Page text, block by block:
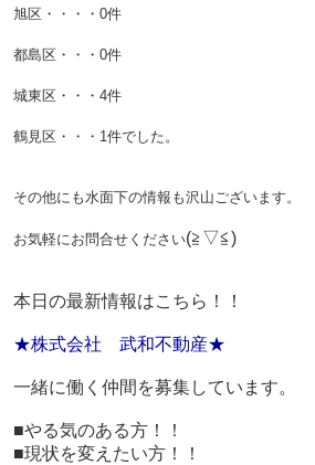
旭区・・・・0件
都島区・・・0件
城東区・・・4件
鶴見区・・・1件でした。
その他にも水面下の情報も沢山ございます。
お気軽にお問合せください(≧▽≦)
本日の最新情報はこちら！！
★株式会社 武和不動産★
一緒に働く仲間を募集しています。
■やる気のある方！！
■現状を変えたい方！！